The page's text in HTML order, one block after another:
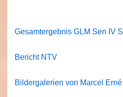
Gesamtergebnis GLM Sen IV S
Bericht NTV
Bildergalerien von Marcel Erné